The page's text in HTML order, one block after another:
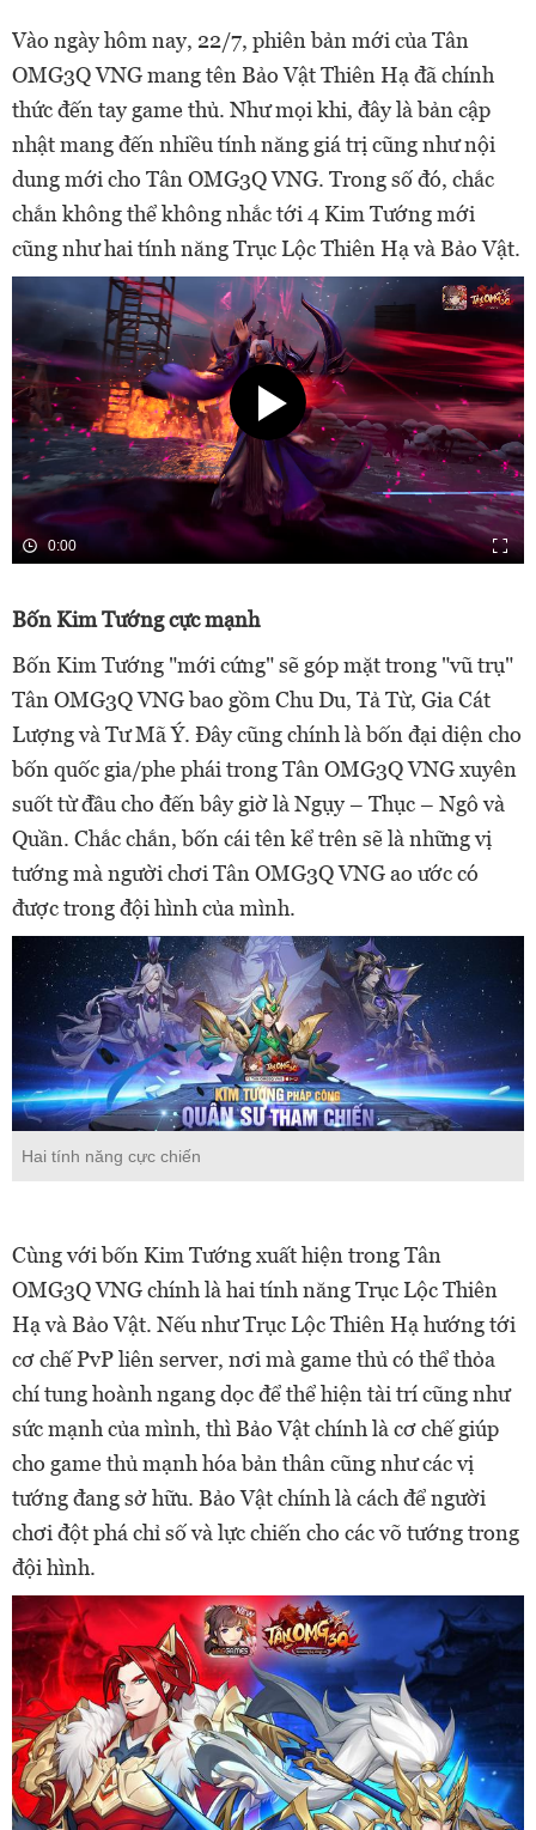
Vào ngày hôm nay, 22/7, phiên bản mới của Tân
OMG3Q VNG mang tên Bảo Vật Thiên Hạ đã chính
thức đến tay game thủ. Như mọi khi, đây là bản cập
nhật mang đến nhiều tính năng giá trị cũng như nội
dung mới cho Tân OMG3Q VNG. Trong số đó, chắc
chắn không thể không nhắc tới 4 Kim Tướng mới
cũng như hai tính năng Trục Lộc Thiên Hạ và Bảo Vật.
0:00
Bốn Kim Tướng cực mạnh
Bốn Kim Tướng "mới cứng" sẽ góp mặt trong "vũ trụ"
Tân OMG3Q VNG bao gồm Chu Du, Tả Từ, Gia Cát
Lượng và Tư Mã Ý. Đây cũng chính là bốn đại diện cho
bốn quốc gia/phe phái trong Tân OMG3Q VNG xuyên
suốt từ đầu cho đến bây giờ là Ngụy – Thục – Ngô và
Quần. Chắc chắn, bốn cái tên kể trên sẽ là những vị
tướng mà người chơi Tân OMG3Q VNG ao ước có
được trong đội hình của mình.
Hai tính năng cực chiến
Cùng với bốn Kim Tướng xuất hiện trong Tân
OMG3Q VNG chính là hai tính năng Trục Lộc Thiên
Hạ và Bảo Vật. Nếu như Trục Lộc Thiên Hạ hướng tới
cơ chế PvP liên server, nơi mà game thủ có thể thỏa
chí tung hoành ngang dọc để thể hiện tài trí cũng như
sức mạnh của mình, thì Bảo Vật chính là cơ chế giúp
cho game thủ mạnh hóa bản thân cũng như các vị
tướng đang sở hữu. Bảo Vật chính là cách để người
chơi đột phá chỉ số và lực chiến cho các võ tướng trong
đội hình.